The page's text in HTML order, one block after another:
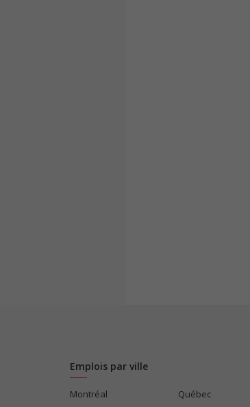
Emplois par ville
Montréal
Québec